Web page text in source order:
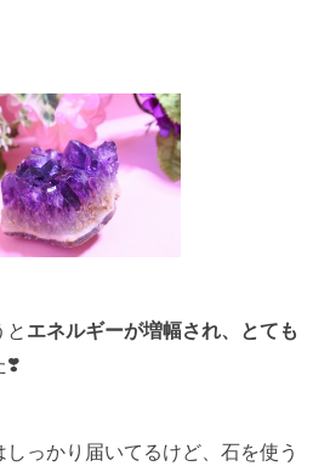
エネルギーが増幅され、とても
❣️
っかり届いてるけど、石を使う